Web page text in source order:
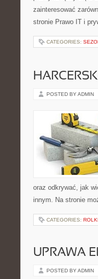
zainteresować
stronie Prawo IT i
CATEGORIES:
POSTED BY ADMIN
oraz odkrywać, jak
innym. Na stronie
CATEGORIES: ROLKI
UPRAWA
POSTED BY ADMIN